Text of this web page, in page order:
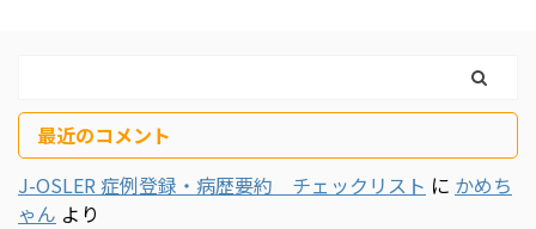
最近のコメント
J-OSLER 症例登録・病歴要約 チェックリスト に かめち
ゃん より